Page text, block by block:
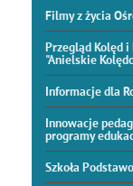
Filmy z życia
Przegląd Kolęd i
"Anielskie
Informacje dla
Innowacje
programy
Szkoła